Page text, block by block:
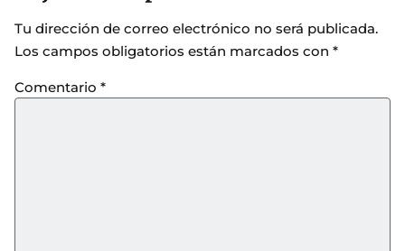
Tu dirección de correo electrónico no será publicada.
Los campos obligatorios están marcados con *
Comentario *